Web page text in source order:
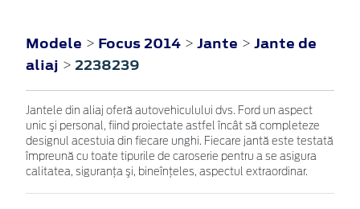
Modele > Focus 2014 > Jante > Jante de
aliaj > 2238239
Jantele din aliaj oferă autovehiculului dvs. Ford un aspect
unic şi personal, fiind proiectate astfel încât să completeze
designul acestuia din fiecare unghi. Fiecare jantă este testată
împreună cu toate tipurile de caroserie pentru a se asigura
calitatea, siguranţa şi, bineînţeles, aspectul extraordinar.